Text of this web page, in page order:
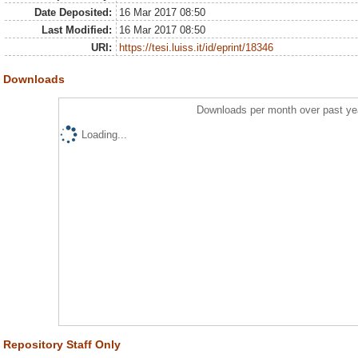
Date Deposited:
16 Mar 2017 08:50
Last Modified:
16 Mar 2017 08:50
URI:
https://tesi.luiss.it/id/eprint/18346
Downloads
Downloads per month over past
Loading...
Repository Staff Only